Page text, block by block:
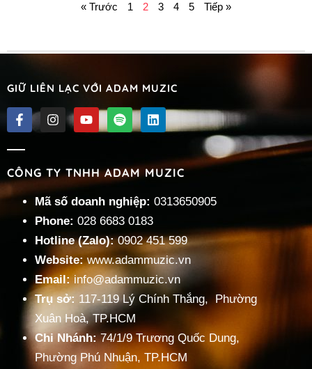
« Trước 1 2 3 4 5 Tiếp »
GIỮ LIÊN LẠC VỚI ADAM MUZIC
CÔNG TY TNHH ADAM MUZIC
Mã số doanh nghiệp: 0313650905
Phone: 028 6683 0183
Hotline (Zalo):0902 451 599
Website:www.adammuzic.vn
Email:info@adammuzic.vn
Trụ sở: 117-119 Lý Chính Thắng, Phường
Xuân Hoà, TP.HCM
Chi Nhánh:74/1/9 Trương Quốc Dung,
Phường Phú Nhuận, TP.HCM